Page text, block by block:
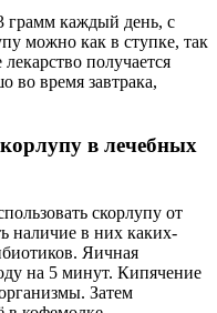
грамм каждый день, с
можно как в ступке, так
получается
во время завтрака,
в лечебных
скорлупу от
наличие в них каких-
Яичная
на 5 минут. Кипячение
Затем